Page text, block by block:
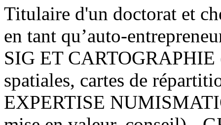
Titulaire d'un doctorat et
en tant qu’auto-
SIG ET CARTOGRAPHIE
spatiales, cartes de
EXPERTISE